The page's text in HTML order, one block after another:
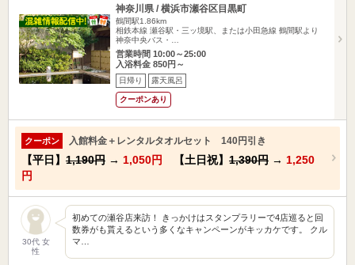
神奈川県 / 横浜市瀬谷区目黒町
鶴間駅1.86km
相鉄本線 瀬谷駅・三ッ境駅、または小田急線 鶴間駅より
神奈中央バス・…
営業時間 10:00～25:00
入浴料金 850円～
日帰り 露天風呂
クーポンあり
クーポン 入館料金＋レンタルタオルセット 140円引き
【平日】 1,190円 → 1,050円 【土日祝】 1,390円 → 1,250
円
30代 女
性
初めての瀬谷店来訪！ きっかけはスタンプラリーで4店巡ると回
数券がも貰えるという多くなキャンペーンがキッカケです。 クル
マ…